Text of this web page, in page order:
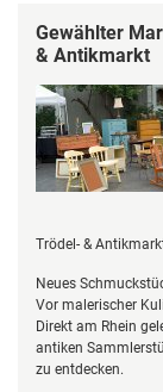
Gewählter
& Antikmarkt
Trödel- &
Neues
Vor malerischer
Direkt am Rhein
antiken
zu entdecken.